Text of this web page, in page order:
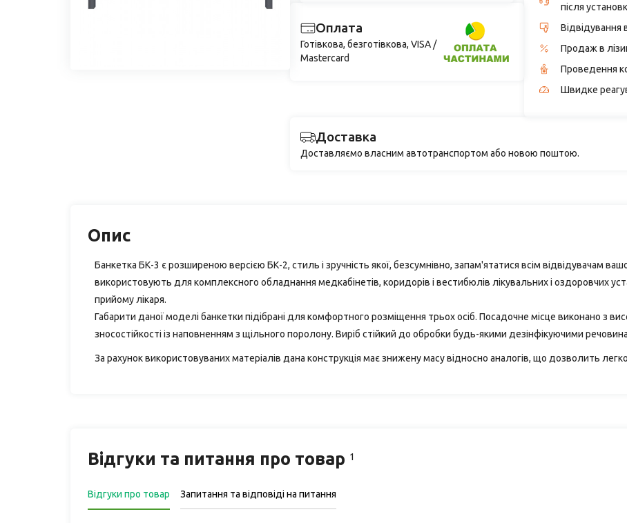
Оплата
Готівкова, безготівкова, VISA /
Mastercard
після
Відвідування
Продаж в
Проведення
Швидке
Доставка
Доставляємо власним автотранспортом або новою поштою.
Опис
Банкетка БК-3 є розширеною версією БК-2, стиль і зручність якої, безсумнівно, запам'ятатися всім відвідувачам
використовують для комплексного обладнання медкабінетів, коридорів і вестибюлів лікувальних і оздоровчих
прийому лікаря.
Габарити даної моделі банкетки підібрані для комфортного розміщення трьох осіб. Посадочне місце виконано з
зносостійкості із наповненням з щільного поролону. Виріб стійкий до обробки будь-якими дезінфікуючими
За рахунок використовуваних матеріалів дана конструкція має знижену масу відносно аналогів, що дозволить
Відгуки та питання про товар 1
Відгуки про товар Запитання та відповіді на питання